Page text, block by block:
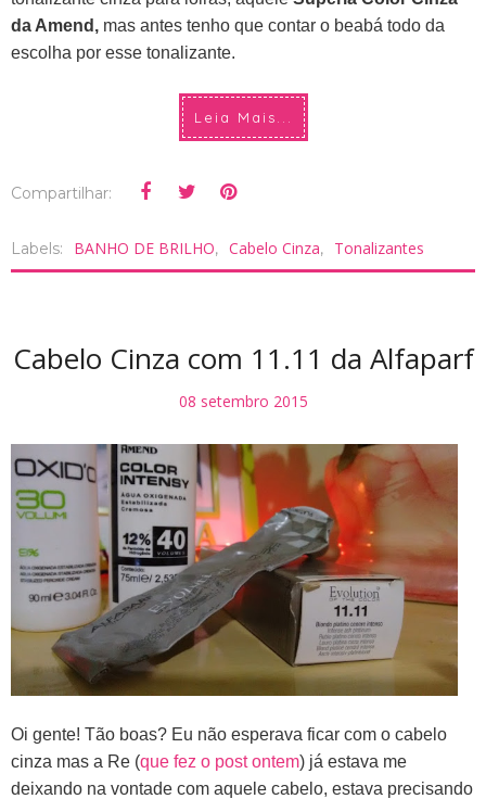
da Amend, mas antes tenho que contar o beabá todo da
escolha por esse tonalizante.
Leia Mais...
Compartilhar:
Labels: BANHO DE BRILHO, Cabelo Cinza, Tonalizantes
Cabelo Cinza com 11.11 da Alfaparf
08 setembro 2015
Oi gente! Tão boas? Eu não esperava ficar com o cabelo
cinza mas a Re (que fez o post ontem) já estava me
deixando na vontade com aquele cabelo, estava precisando